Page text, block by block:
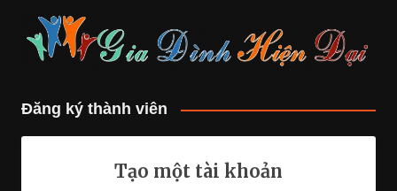
Đăng ký thành viên
Tạo một tài khoản